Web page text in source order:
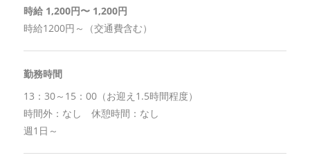
時給 1,200円〜 1,200円
時給1200円～（交通費含む）
勤務時間
13：30～15：00（お迎え1.5時間程度）
時間外：なし 休憩時間：なし
週1日～